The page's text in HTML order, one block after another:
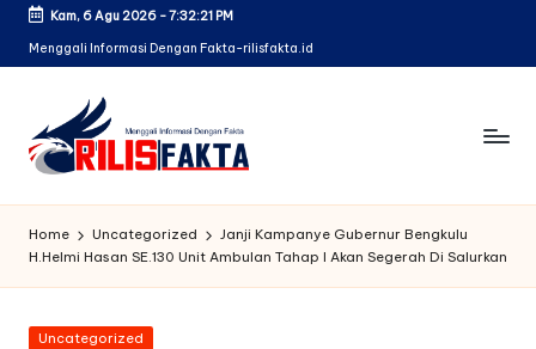
Skip
Kam, 6 Agu 2026-7:32:22 PM
Menggali Informasi Dengan Fakta-rilisfakta.id
Home Uncategorized
Janji Kampanye Gubernur Bengkulu
H.Helmi Hasan SE.130 Unit Ambulan Tahap I Akan Segerah Di Salurkan
Posted
Uncategorized